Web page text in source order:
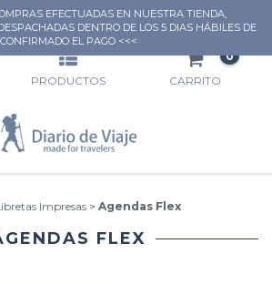
EFECTUADAS EN NUESTRA TIENDA,
DENTRO DE LOS 5 DIAS HÁBILES DE
CONFIRMADO EL PAGO <<<
PRODUCTOS CARRITO
0
Impresas > Agendas Flex
FLEX